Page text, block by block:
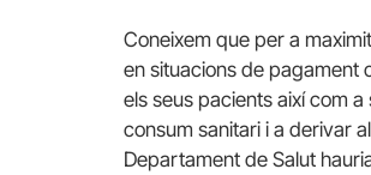
Coneixem que per a
en situacions de pagament
els seus pacients així com
consum sanitari i a derivar
Departament de Salut